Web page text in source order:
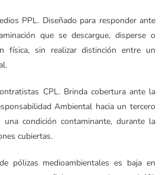
PPL. Diseñado para responder ante
que se descargue, disperse o
física, sin realizar distinción entre un
CPL. Brinda cobertura ante la
Ambiental hacia un tercero
condición contaminante, durante la
cubiertas.
pólizas medioambientales es baja en